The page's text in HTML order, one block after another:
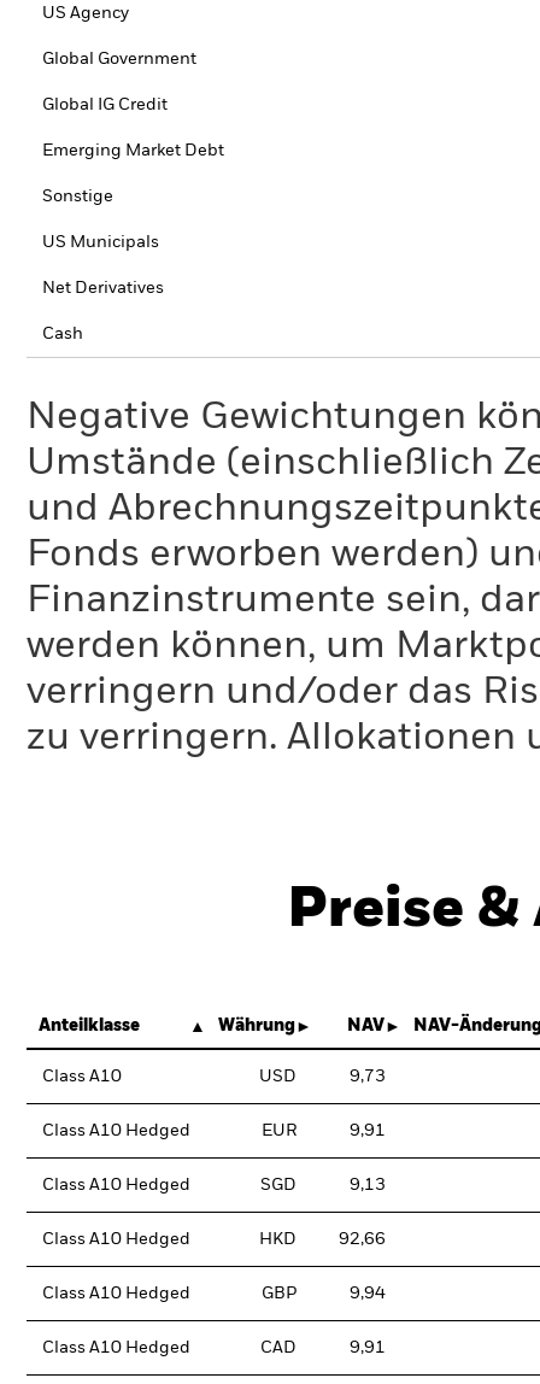
US Agency
Global Government
Global IG Credit
Emerging Market Debt
Sonstige
US Municipals
Net Derivatives
Cash
Negative Gewichtungen
Umstände (einschließlich
und
Fonds erworben werden)
Finanzinstrumente sein,
werden können, um
verringern und/oder das
zu verringern. Allokationen
Preise
Anteilklasse Währung NAV NAV-
Class A10 USD 9,73
Class A10 Hedged EUR 9,91
Class A10 Hedged SGD 9,13
Class A10 Hedged HKD 92,66
Class A10 Hedged GBP 9,94
Class A10 Hedged CAD 9,91